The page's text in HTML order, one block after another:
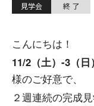
見学会 終 了
こんにちは！
11/2（土）-3（日
様のご好意で、
２週連続の完成